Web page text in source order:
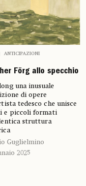
ANTICIPAZIONI
Förg allo specchio
una inusuale
di opere
tedesco che unisce
e piccoli formati
struttura
Guglielmino
2025